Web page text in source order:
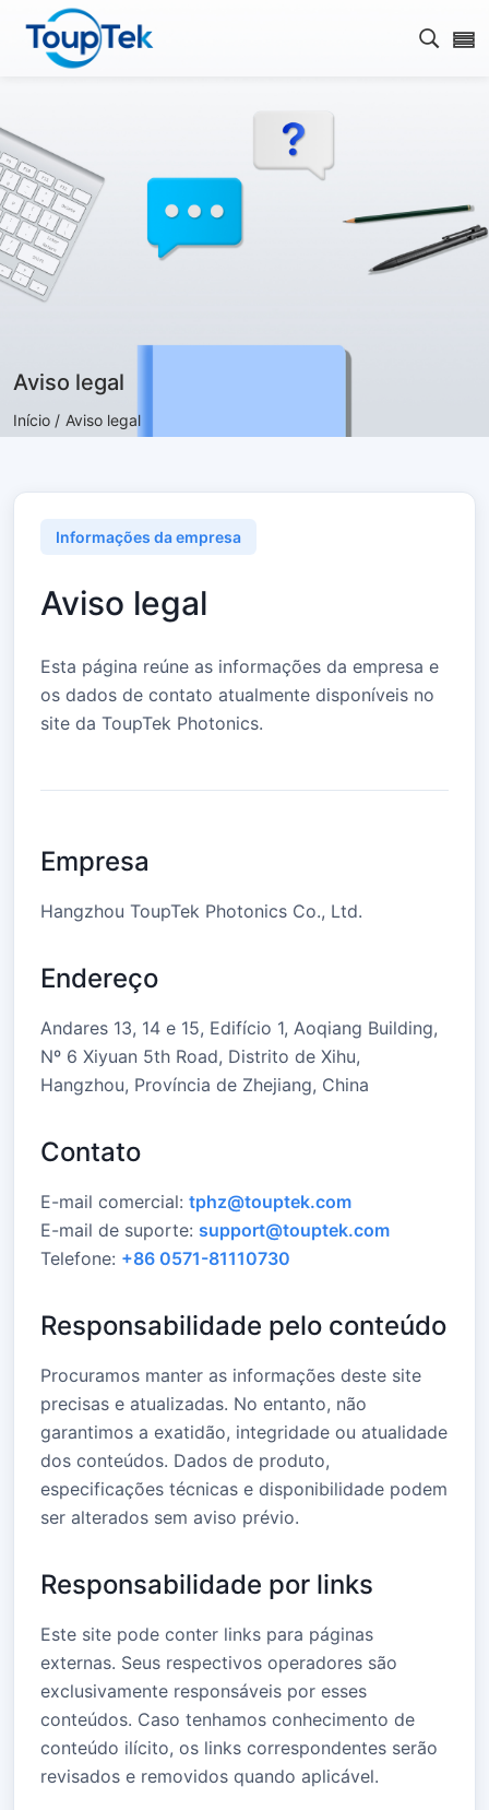
Abrir
Aviso legal
Início / Aviso legal
Informações da empresa
Aviso legal
Esta página reúne as informações da empresa e
os dados de contato atualmente disponíveis no
site da ToupTek Photonics.
Empresa
Hangzhou ToupTek Photonics Co., Ltd.
Endereço
Andares 13, 14 e 15, Edifício 1, Aoqiang Building,
Nº 6 Xiyuan 5th Road, Distrito de Xihu,
Hangzhou, Província de Zhejiang, China
Contato
E-mail comercial: tphz@touptek.com
E-mail de suporte: support@touptek.com
Telefone: +86 0571-81110730
Responsabilidade pelo conteúdo
Procuramos manter as informações deste site
precisas e atualizadas. No entanto, não
garantimos a exatidão, integridade ou atualidade
dos conteúdos. Dados de produto,
especificações técnicas e disponibilidade podem
ser alterados sem aviso prévio.
Responsabilidade por links
Este site pode conter links para páginas
externas. Seus respectivos operadores são
exclusivamente responsáveis por esses
conteúdos. Caso tenhamos conhecimento de
conteúdo ilícito, os links correspondentes serão
revisados e removidos quando aplicável.